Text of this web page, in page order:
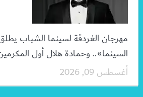
مهرجان الغردقة لسينما الشباب
السينما».. وحمادة هلال أول
أغسطس 09, 2026